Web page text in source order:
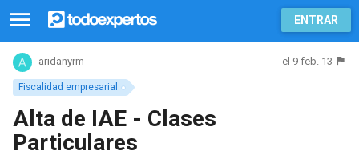
ENTRAR
Fiscalidad empresarial
aridanyrm el 9 feb. 13
Alta de IAE - Clases
Particulares